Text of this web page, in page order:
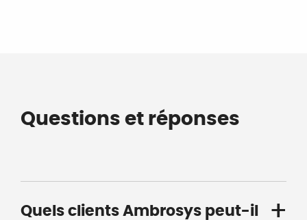
Questions et réponses
Quels clients Ambrosys peut-il